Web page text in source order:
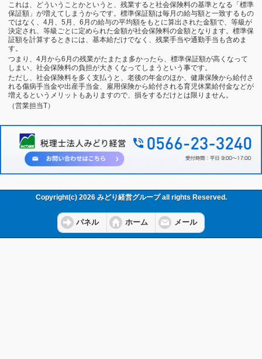
これは、どういうことかというと、残業すると社会保険料の基準となる「標準
保証額」が増えてしまうからです。標準保証額は毎月の給与額と一致するもの
ではなく、4月、5月、6月の給与の平均額をもとに算出された金額で、等級が
決定され、等級ごとに定められた金額が社会保険料の金額となります。標準保
証額を計算するときには、基本給だけでなく、残業手当や通勤手当も含めま
す。
つまり、4月から6月の残業がたまたま多かったら、標準保証額が高くなって
しまい、社会保険料の負担が大きくなってしまうという事です。
ただし、社会保険料を多く支払うと、老後の年金のほか、健康保険から給付さ
れる傷病手当金や出産手当金、雇用保険から給付される育児休業給付金などが
増えるというメリットもありますので、損をするだけとは限りません。
（営業担当T）
Copyright(c) 2026 みどり経営グループ all rights Reserved.
パネル ホーム メール